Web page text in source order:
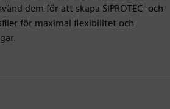
dem för att skapa SIPROTEC- och
för maximal flexibilitet och